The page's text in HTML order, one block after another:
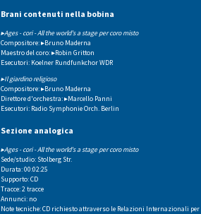
Brani contenuti nella bobina
▸Ages - cori - All the world's a stage per coro misto
Compositore:▸Bruno Maderna
Maestro del coro:▸Robin Gritton
Esecutori: Koelner Rundfunkchor WDR
▸Il giardino religioso
Compositore:▸Bruno Maderna
Direttore d'orchestra:▸Marcello Panni
Esecutori: Radio Symphonie Orch. Berlin
Sezione analogica
▸Ages - cori - All the world's a stage per coro misto
Sede/studio: Stolberg Str.
Durata: 00:02:25
Supporto: CD
Tracce: 2 tracce
Annunci: no
Note tecniche: CD richiesto attraverso le Relazioni Internazionali per